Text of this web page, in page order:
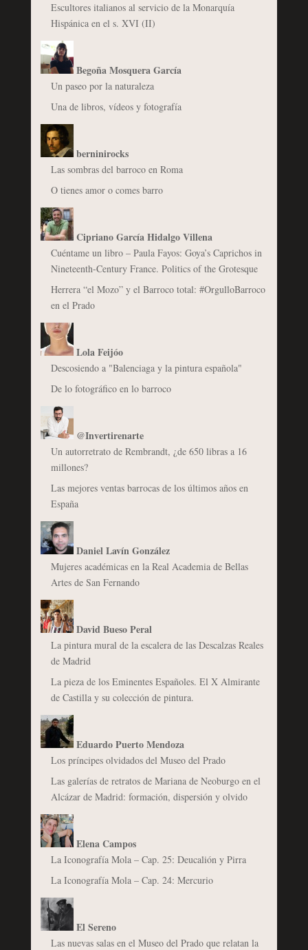
Escultores italianos al servicio de la Monarquía
Hispánica en el s. XVI (II)
Begoña Mosquera García
Un paseo por la naturaleza
Una de libros, vídeos y fotografía
berninirocks
Las sombras del barroco en Roma
O tienes amor o comes barro
Cipriano García Hidalgo Villena
Cuéntame un libro – Paula Fayos: Goya’s Caprichos in
Nineteenth-Century France. Politics of the Grotesque
Herrera “el Mozo” y el Barroco total: #OrgulloBarroco
en el Prado
Lola Feijóo
Descosiendo a "Balenciaga y la pintura española"
De lo fotográfico en lo barroco
@Invertirenarte
Un autorretrato de Rembrandt, ¿de 650 libras a 16
millones?
Las mejores ventas barrocas de los últimos años en
España
Daniel Lavín González
Mujeres académicas en la Real Academia de Bellas
Artes de San Fernando
David Bueso Peral
La pintura mural de la escalera de las Descalzas Reales
de Madrid
La pieza de los Eminentes Españoles. El X Almirante
de Castilla y su colección de pintura.
Eduardo Puerto Mendoza
Los príncipes olvidados del Museo del Prado
Las galerías de retratos de Mariana de Neoburgo en el
Alcázar de Madrid: formación, dispersión y olvido
Elena Campos
La Iconografía Mola – Cap. 25: Deucalión y Pirra
La Iconografía Mola – Cap. 24: Mercurio
El Sereno
Las nuevas salas en el Museo del Prado que relatan la